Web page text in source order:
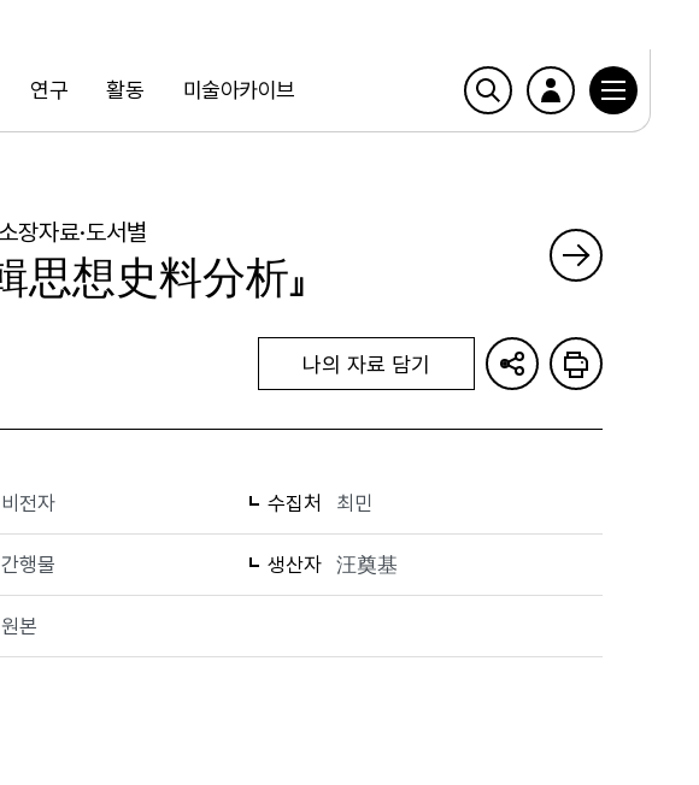
연구 활동 미술아카이브
소장자료·도서별
思想史料分析』
나의 자료 담기
비전자 수집처 최민
행물 생산자 汪奠基
원본